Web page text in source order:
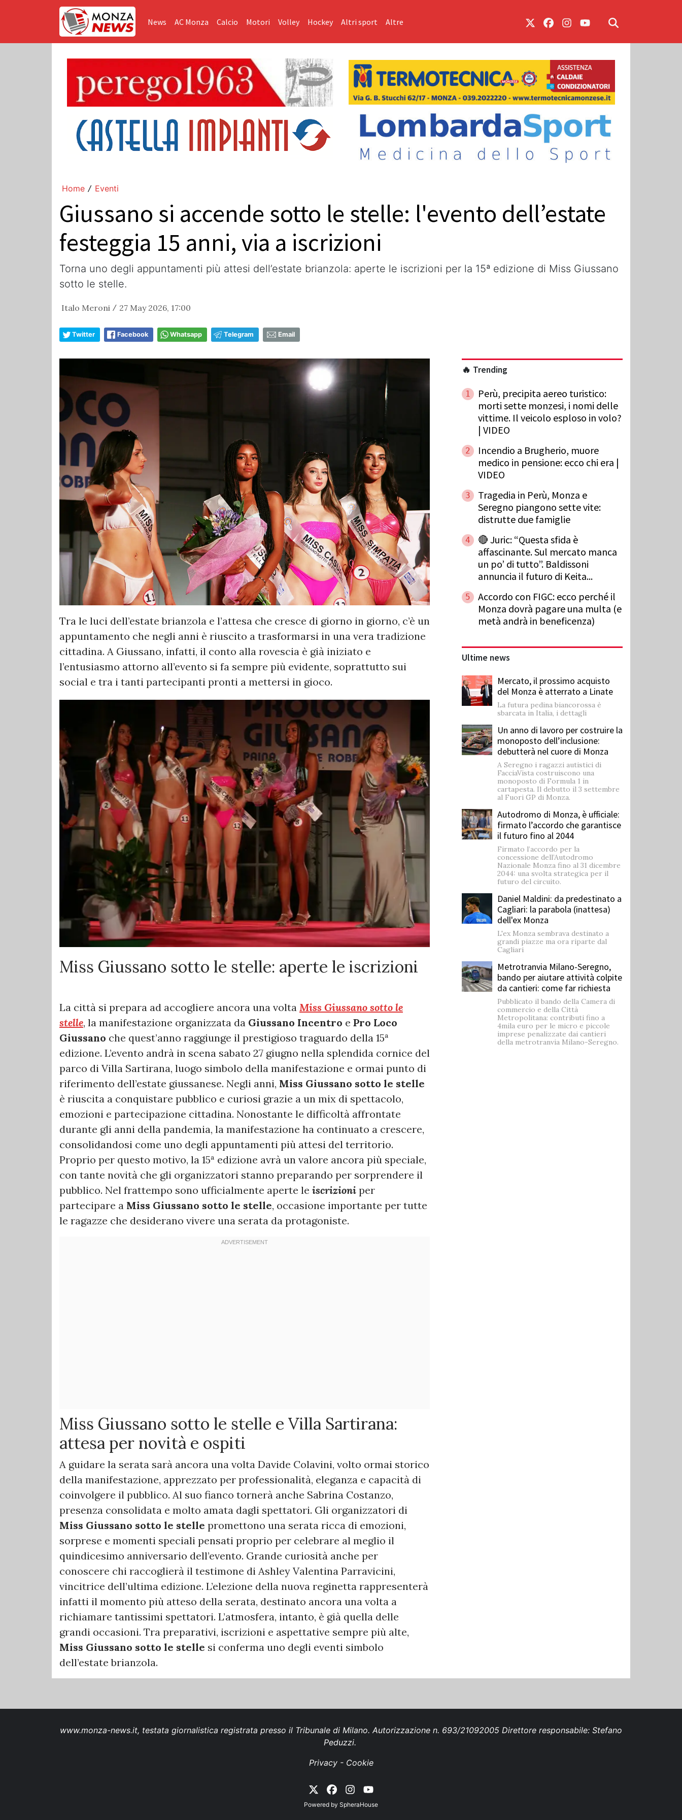
News AC Monza Calcio Motori Volley Hockey Altri sport Altre
Home / Eventi
Giussano si accende sotto le stelle: l'evento dell’estate
festeggia 15 anni, via a iscrizioni
Torna uno degli appuntamenti più attesi dell’estate brianzola: aperte le iscrizioni per la 15ª edizione di Miss Giussano
sotto le stelle.
Italo Meroni / 27 May 2026, 17:00
Twitter Facebook Whatsapp Telegram Email
Tra le luci dell’estate brianzola e l’attesa che cresce di giorno in giorno, c’è un
appuntamento che negli anni è riuscito a trasformarsi in una vera tradizione
cittadina. A Giussano, infatti, il conto alla rovescia è già iniziato e
l’entusiasmo attorno all’evento si fa sempre più evidente, soprattutto sui
social e tra i tanti partecipanti pronti a mettersi in gioco.
Miss Giussano sotto le stelle: aperte le iscrizioni
La città si prepara ad accogliere ancora una volta Miss Giussano sotto le
stelle, la manifestazione organizzata da Giussano Incentro e Pro Loco
Giussano che quest’anno raggiunge il prestigioso traguardo della 15ª
edizione. L’evento andrà in scena sabato 27 giugno nella splendida cornice del
parco di Villa Sartirana, luogo simbolo della manifestazione e ormai punto di
riferimento dell’estate giussanese. Negli anni, Miss Giussano sotto le stelle
è riuscita a conquistare pubblico e curiosi grazie a un mix di spettacolo,
emozioni e partecipazione cittadina. Nonostante le difficoltà affrontate
durante gli anni della pandemia, la manifestazione ha continuato a crescere,
consolidandosi come uno degli appuntamenti più attesi del territorio.
Proprio per questo motivo, la 15ª edizione avrà un valore ancora più speciale,
con tante novità che gli organizzatori stanno preparando per sorprendere il
pubblico. Nel frattempo sono ufficialmente aperte le iscrizioni per
partecipare a Miss Giussano sotto le stelle, occasione importante per tutte
le ragazze che desiderano vivere una serata da protagoniste.
Miss Giussano sotto le stelle e Villa Sartirana:
attesa per novità e ospiti
A guidare la serata sarà ancora una volta Davide Colavini, volto ormai storico
della manifestazione, apprezzato per professionalità, eleganza e capacità di
coinvolgere il pubblico. Al suo fianco tornerà anche Sabrina Costanzo,
presenza consolidata e molto amata dagli spettatori. Gli organizzatori di
Miss Giussano sotto le stelle promettono una serata ricca di emozioni,
sorprese e momenti speciali pensati proprio per celebrare al meglio il
quindicesimo anniversario dell’evento. Grande curiosità anche per
conoscere chi raccoglierà il testimone di Ashley Valentina Parravicini,
vincitrice dell’ultima edizione. L’elezione della nuova reginetta rappresenterà
infatti il momento più atteso della serata, destinato ancora una volta a
richiamare tantissimi spettatori. L’atmosfera, intanto, è già quella delle
grandi occasioni. Tra preparativi, iscrizioni e aspettative sempre più alte,
Miss Giussano sotto le stelle si conferma uno degli eventi simbolo
dell’estate brianzola.
🔥 Trending
1
Perù, precipita aereo turistico:
morti sette monzesi, i nomi delle
vittime. Il veicolo esploso in volo?
| VIDEO
2
Incendio a Brugherio, muore
medico in pensione: ecco chi era |
VIDEO
3
Tragedia in Perù, Monza e
Seregno piangono sette vite:
distrutte due famiglie
4
🔴 Juric: “Questa sfida è
affascinante. Sul mercato manca
un po’ di tutto”. Baldissoni
annuncia il futuro di Keita...
5
Accordo con FIGC: ecco perché il
Monza dovrà pagare una multa (e
metà andrà in beneficenza)
Ultime news
Mercato, il prossimo acquisto
del Monza è atterrato a Linate
La futura pedina biancorossa è
sbarcata in Italia, i dettagli
Un anno di lavoro per costruire la
monoposto dell’inclusione:
debutterà nel cuore di Monza
A Seregno i ragazzi autistici di
FacciaVista costruiscono una
monoposto di Formula 1 in
cartapesta. Il debutto il 3 settembre
al Fuori GP di Monza.
Autodromo di Monza, è ufficiale:
firmato l’accordo che garantisce
il futuro fino al 2044
Firmato l’accordo per la
concessione dell’Autodromo
Nazionale Monza fino al 31 dicembre
2044: una svolta strategica per il
futuro del circuito.
Daniel Maldini: ​da predestinato a
Cagliari: la parabola (inattesa)
dell'ex Monza
L'ex Monza sembrava destinato a
grandi piazze ma ora riparte dal
Cagliari
Metrotranvia Milano-Seregno,
bando per aiutare attività colpite
da cantieri: come far richiesta
Pubblicato il bando della Camera di
commercio e della Città
Metropolitana: contributi fino a
4mila euro per le micro e piccole
imprese penalizzate dai cantieri
della metrotranvia Milano-Seregno.
www.monza-news.it, testata giornalistica registrata presso il Tribunale di Milano. Autorizzazione n. 693/21092005 Direttore responsabile: Stefano
Peduzzi.
Privacy- Cookie
Powered by SpheraHouse